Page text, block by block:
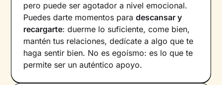
pero puede ser agotador a nivel emocional.
Puedes darte momentos paradescansar y
recargarte: duerme lo suficiente, come bien,
mantén tus relaciones, dedícate a algo que te
haga sentir bien. No es egoísmo: es lo que te
permite ser un auténtico apoyo.